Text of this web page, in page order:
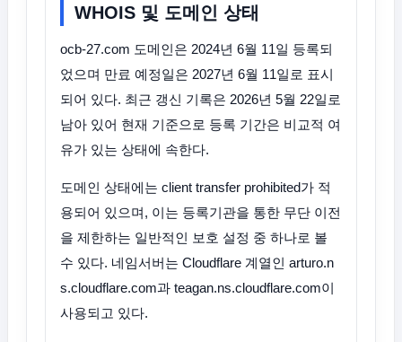
WHOIS 및 도메인 상태
ocb-27.com 도메인은 2024년 6월 11일 등록되
었으며 만료 예정일은 2027년 6월 11일로 표시
되어 있다. 최근 갱신 기록은 2026년 5월 22일로
남아 있어 현재 기준으로 등록 기간은 비교적 여
유가 있는 상태에 속한다.
도메인 상태에는 client transfer prohibited가 적
용되어 있으며, 이는 등록기관을 통한 무단 이전
을 제한하는 일반적인 보호 설정 중 하나로 볼
수 있다. 네임서버는 Cloudflare 계열인 arturo.n
s.cloudflare.com과 teagan.ns.cloudflare.com이
사용되고 있다.